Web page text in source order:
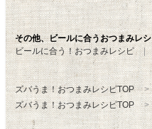
その他、ビールに合うおつまみレ
ビールに合う！おつまみレシピ
ズバうま！おつまみレシピTOP
ズバうま！おつまみレシピTOP